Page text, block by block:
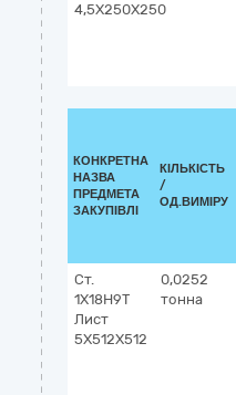
4,5Х250Х250
КОНКРЕТНА
НАЗВА
ПРЕДМЕТА
ЗАКУПІВЛІ
КІЛЬКІСТЬ
/
ОД.ВИМІРУ
Ст.
1Х18Н9Т
Лист
5Х512Х512
0,0252
тонна